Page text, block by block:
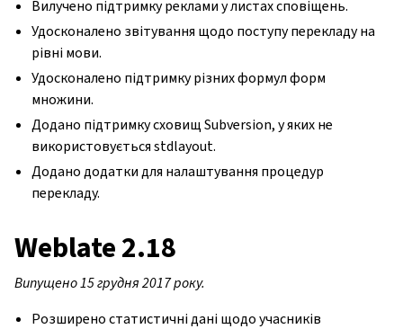
Вилучено підтримку реклами у листах сповіщень.
Удосконалено звітування щодо поступу перекладу на
рівні мови.
Удосконалено підтримку різних формул форм
множини.
Додано підтримку сховищ Subversion, у яких не
використовується stdlayout.
Додано додатки для налаштування процедур
перекладу.
Weblate 2.18
Випущено 15 грудня 2017 року.
Розширено статистичні дані щодо учасників